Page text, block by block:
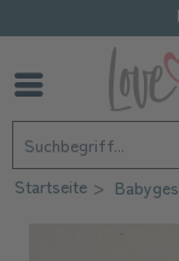
Startseite